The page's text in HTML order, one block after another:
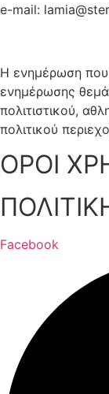
e-mail:
Η ενημέρωση που
ενημέρωσης
πολιτιστικού,
πολιτικού
ΟΡΟΙ
Facebook